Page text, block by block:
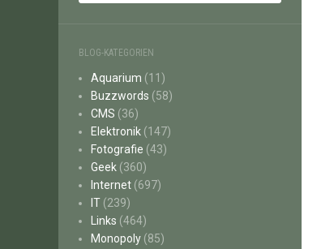
BLOG-KATEGORIEN
Aquarium (11)
Buzzwords (58)
CMS (36)
Elektronik (147)
Fotografie (43)
Geek (360)
Internet (697)
IT (239)
Links (464)
Monopoly (85)